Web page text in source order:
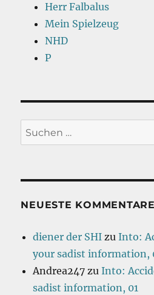
Herr Falbalus
Mein Spielzeug
NHD
P
Suchen
nach:
NEUESTE KOMMENTARE
diener der SHI zuInto:
your sadist information,
Andrea247 zuInto:
sadist information, 01